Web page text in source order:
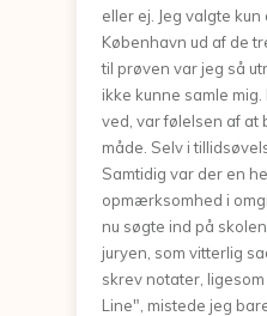
eller ej. Jeg valgte
København ud af de
til prøven var jeg så
ikke kunne samle
ved, var følelsen af at
måde. Selv i
Samtidig var der en
opmærksomhed i
nu søgte ind på
juryen, som vitterlig
skrev notater,
Line", mistede jeg